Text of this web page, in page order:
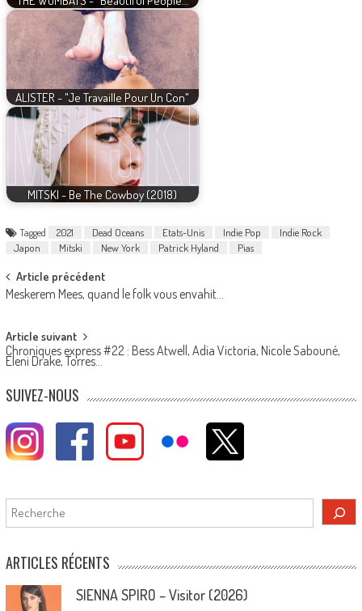
ALISTER - "Je Travaille Pour Un Con"
MITSKI - Be The Cowboy (2018)
Tagged 2021 Dead Oceans Etats-Unis Indie Pop
Indie Rock
Japon
Mitski New York Patrick Hyland Pias
Post
navigation
Article précédent
Meskerem Mees, quand le folk vous envahit…
Article suivant
Chroniques express #22 : Bess Atwell, Adia Victoria, Nicole Sabouné,
Eleni Drake, Torres…
SUIVEZ-NOUS
Rechercher
ARTICLES RÉCENTS
SIENNA SPIRO – Visitor (2026)